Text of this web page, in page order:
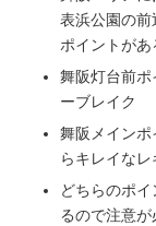
表浜公園の
ポイントがあ
舞阪灯台前
ーブレイク
舞阪メイン
らキレイな
どちらのポ
るので注意が